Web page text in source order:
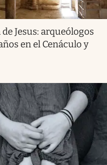
Jesus: arqueólogos
en el Cenáculo y